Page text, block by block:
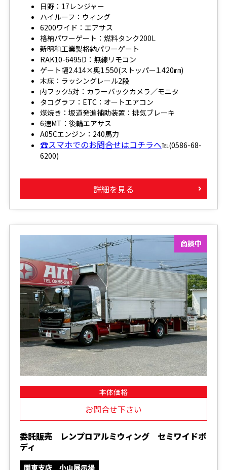
日野：17レンジャー
ハイルーフ：ウィング
6200ワイド：エアサス
格納パワーゲート：燃料タンク200L
新明和工業製格納パワーゲート
RAK10-6495D：無線リモコン
ゲート幅2.414×奥1.550(ストッパー1.420㎜)
木床：ラッシングレール2段
内フック5対：カラーバックカメラ／モニタ
タコグラフ：ETC：オートエアコン
煤焼き：坂道発進補助装置：排気ブレーキ
6速MT：後輪エアサス
A05Cエンジン：240馬力
☎スマホでのお問合せはコチラへ℡(0586-68-
6200)
詳細を見る
本体価格
お問合せ下さい
委託販売 レンプロアルミウィング セミワイドボ
ディ
関東支店 小山展示場